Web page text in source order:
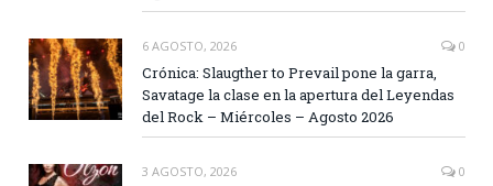
6 AGOSTO, 2026 0
Crónica: Slaugther to Prevail pone la garra,
Savatage la clase en la apertura del Leyendas
del Rock – Miércoles – Agosto 2026
3 AGOSTO, 2026 0